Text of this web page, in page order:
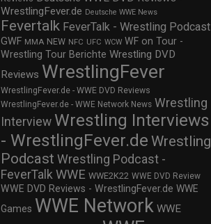
WrestlingFever.de Deutsche WWE News
Fevertalk FeverTalk - Wrestling Podcast
GWF MMA NEW NFC UFC WCW WF on Tour -
Wrestling Tour Berichte Wrestling DVD
Reviews WrestlingFever
WrestlingFever.de - WWE DVD Reviews
WrestlingFever.de - WWE Network News Wrestling
Interview Wrestling Interviews
- WrestlingFever.de Wrestling
Podcast Wrestling Podcast -
FeverTalk WWE WWE2K22 WWE DVD Review
WWE DVD Reviews - WrestlingFever.de WWE
Games WWE Network WWE